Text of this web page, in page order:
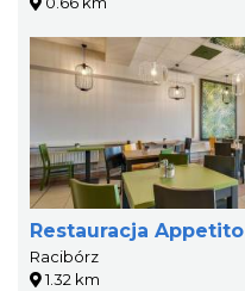
Restauracja Appetito
Racibórz
1.32 km